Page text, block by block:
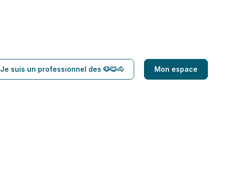
Je suis un professionnel des 🐶🐱🐴 Mon espace